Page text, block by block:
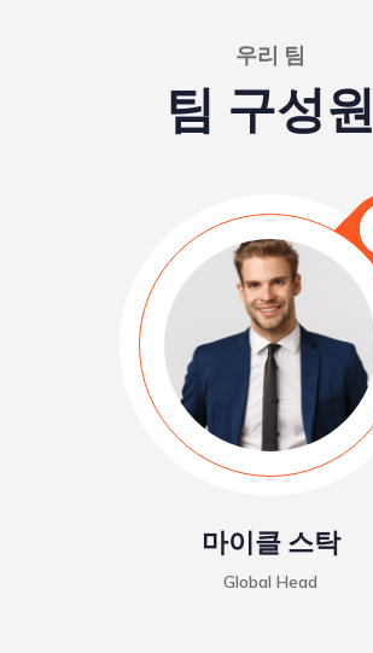
우리 팀
팀 구성원
마이클 스탁
Global Head